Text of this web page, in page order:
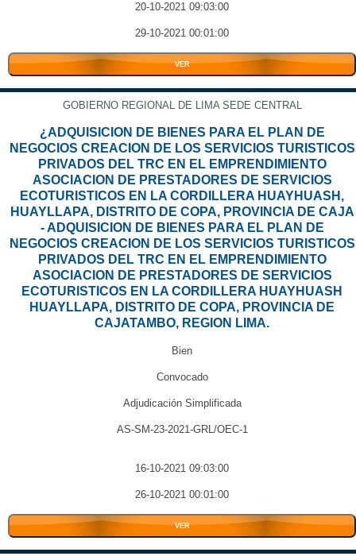
20-10-2021 09:03:00
29-10-2021 00:01:00
VER
GOBIERNO REGIONAL DE LIMA SEDE CENTRAL
¿ADQUISICION DE BIENES PARA EL PLAN DE
NEGOCIOS CREACION DE LOS SERVICIOS TURISTICOS
PRIVADOS DEL TRC EN EL EMPRENDIMIENTO
ASOCIACION DE PRESTADORES DE SERVICIOS
ECOTURISTICOS EN LA CORDILLERA HUAYHUASH,
HUAYLLAPA, DISTRITO DE COPA, PROVINCIA DE CAJA
- ADQUISICION DE BIENES PARA EL PLAN DE
NEGOCIOS CREACION DE LOS SERVICIOS TURISTICOS
PRIVADOS DEL TRC EN EL EMPRENDIMIENTO
ASOCIACION DE PRESTADORES DE SERVICIOS
ECOTURISTICOS EN LA CORDILLERA HUAYHUASH
HUAYLLAPA, DISTRITO DE COPA, PROVINCIA DE
CAJATAMBO, REGION LIMA.
Bien
Convocado
Adjudicación Simplificada
AS-SM-23-2021-GRL/OEC-1
16-10-2021 09:03:00
26-10-2021 00:01:00
VER